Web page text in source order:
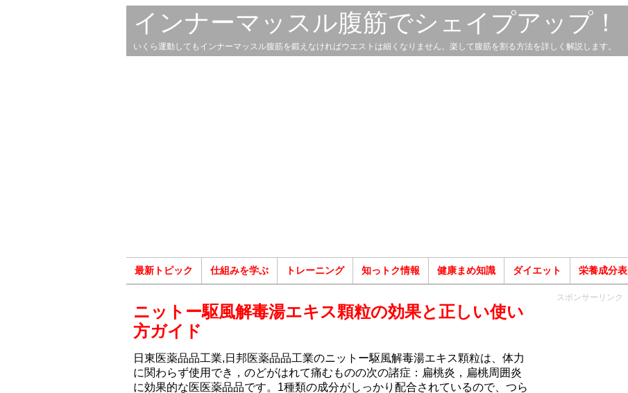
インナーマッスル腹筋でシェイプアップ！
いくら運動してもインナーマッスル腹筋を鍛えなければウエストは細くなりません。楽して腹筋を割る方法を詳しく解説します。
最新トピック 仕組みを学ぶ トレーニング 知っトク情報 健康まめ知識 ダイエット 栄養成分表
ニットー駆風解毒湯エキス顆粒の効果と正しい使い
方ガイド
日東医薬品品工業,日邦医薬品品工業のニットー駆風解毒湯エキス顆粒は、体力
に関わらず使用でき，のどがはれて痛むものの次の諸症：扁桃炎，扁桃周囲炎
に効果的な医医薬品品です。1種類の成分がしっかり配合されているので、つら
スポンサーリンク